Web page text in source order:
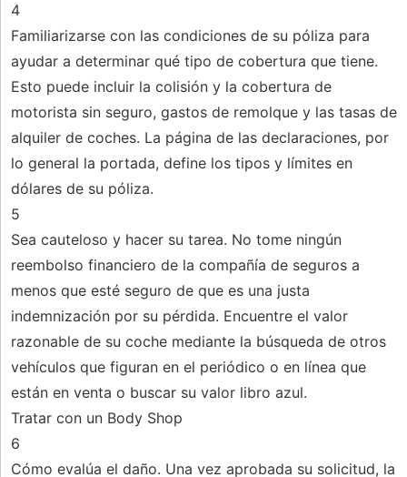
4
Familiarizarse con las condiciones de su póliza para
ayudar a determinar qué tipo de cobertura que tiene.
Esto puede incluir la colisión y la cobertura de
motorista sin seguro, gastos de remolque y las tasas de
alquiler de coches. La página de las declaraciones, por
lo general la portada, define los tipos y límites en
dólares de su póliza.
5
Sea cauteloso y hacer su tarea. No tome ningún
reembolso financiero de la compañía de seguros a
menos que esté seguro de que es una justa
indemnización por su pérdida. Encuentre el valor
razonable de su coche mediante la búsqueda de otros
vehículos que figuran en el periódico o en línea que
están en venta o buscar su valor libro azul.
Tratar con un Body Shop
6
Cómo evalúa el daño. Una vez aprobada su solicitud, la